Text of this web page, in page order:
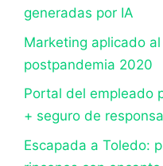
generadas por IA
Marketing aplicado
postpandemia 2020
Portal del empleado
+ seguro de
Escapada a Toledo: